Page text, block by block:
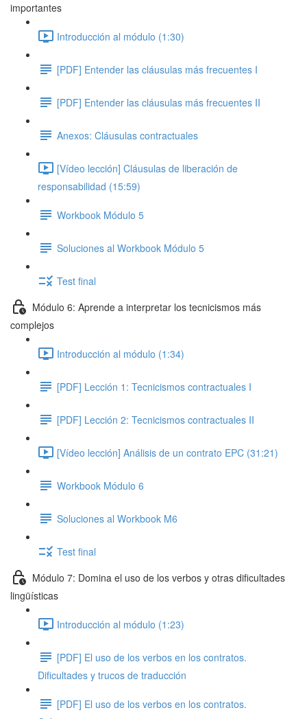
importantes
Introducción al módulo (1:30)
[PDF] Entender las cláusulas más frecuentes I
[PDF] Entender las cláusulas más frecuentes II
Anexos: Cláusulas contractuales
[Vídeo lección] Cláusulas de liberación de
responsabilidad (15:59)
Workbook Módulo 5
Soluciones al Workbook Módulo 5
Test final
Módulo 6: Aprende a interpretar los tecnicismos más
complejos
Introducción al módulo (1:34)
[PDF] Lección 1: Tecnicismos contractuales I
[PDF] Lección 2: Tecnicismos contractuales II
[Vídeo lección] Análisis de un contrato EPC (31:21)
Workbook Módulo 6
Soluciones al Workbook M6
Test final
Módulo 7: Domina el uso de los verbos y otras dificultades
lingüísticas
Introducción al módulo (1:23)
[PDF] El uso de los verbos en los contratos.
Dificultades y trucos de traducción
[PDF] El uso de los verbos en los contratos.